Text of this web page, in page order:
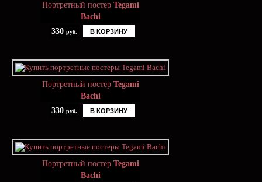
Портретный постер Tegami
Bachi
330 руб. В КОРЗИНУ
Портретный постер Tegami
Bachi
330 руб. В КОРЗИНУ
Портретный постер Tegami
Bachi